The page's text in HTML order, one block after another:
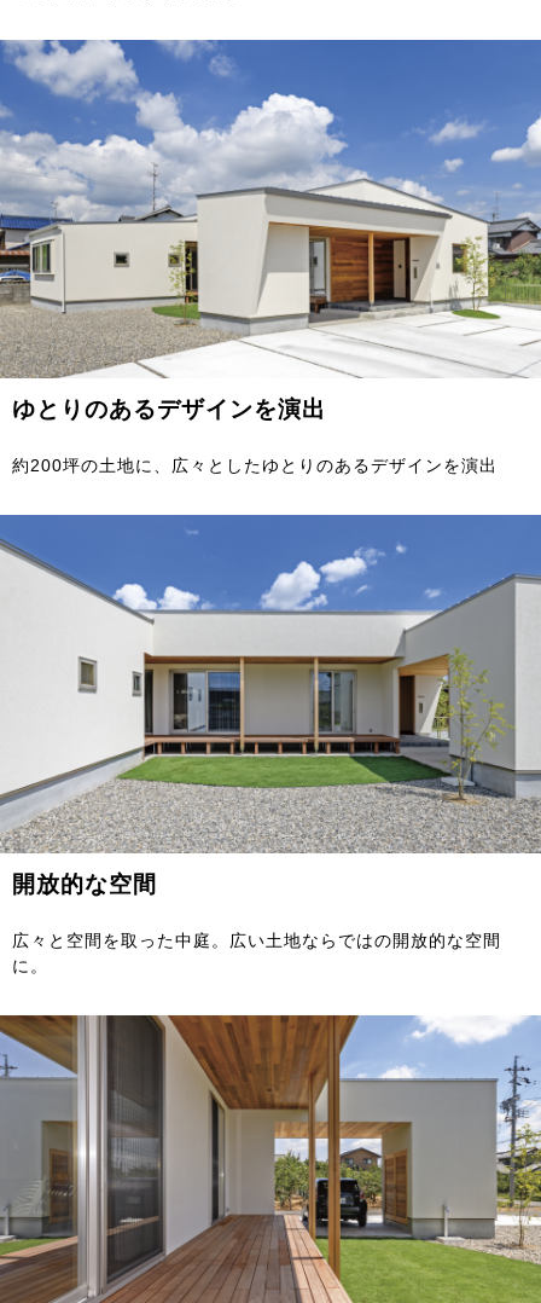
ゆとりのあるデザインを演出
約200坪の土地に、広々としたゆとりのあるデザインを演出
開放的な空間
広々と空間を取った中庭。広い土地ならではの開放的な空間
に。